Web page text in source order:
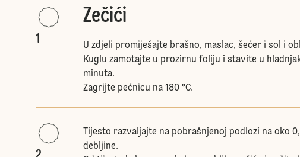
1
Zečići
U zdjeli promiješajte brašno, maslac, šećer i sol i
Kuglu zamotajte u prozirnu foliju i stavite u
minuta.
Zagrijte pećnicu na 180 °C.
Tijesto razvaljajte na pobrašnjenoj podlozi na oko
debljine.